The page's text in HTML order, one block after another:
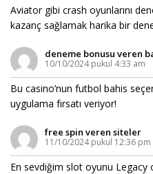
Aviator gibi crash oyunlarını
kazanç sağlamak harika bir
deneme bonusu veren
10/10/2024 pukul 4:33 am
Bu casino’nun futbol bahis
uygulama fırsatı veriyor!
free spin veren siteler
11/10/2024 pukul 12:36 pm
En sevdiğim slot oyunu